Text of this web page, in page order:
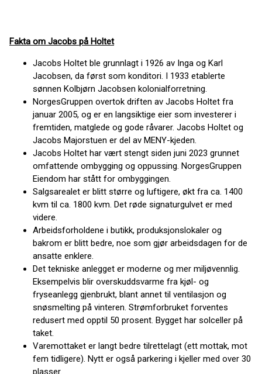
Fakta om Jacobs på Holtet
Jacobs Holtet ble grunnlagt i 1926 av Inga og Karl
Jacobsen, da først som konditori. I 1933 etablerte
sønnen Kolbjørn Jacobsen kolonialforretning.
NorgesGruppen overtok driften av Jacobs Holtet fra
januar 2005, og er en langsiktige eier som investerer i
fremtiden, matglede og gode råvarer. Jacobs Holtet og
Jacobs Majorstuen er del av MENY-kjeden.
Jacobs Holtet har vært stengt siden juni 2023 grunnet
omfattende ombygging og oppussing. NorgesGruppen
Eiendom har stått for ombyggingen.
Salgsarealet er blitt større og luftigere, økt fra ca. 1400
kvm til ca. 1800 kvm. Det røde signaturgulvet er med
videre.
Arbeidsforholdene i butikk, produksjonslokaler og
bakrom er blitt bedre, noe som gjør arbeidsdagen for de
ansatte enklere.
Det tekniske anlegget er moderne og mer miljøvennlig.
Eksempelvis blir overskuddsvarme fra kjøl- og
fryseanlegg gjenbrukt, blant annet til ventilasjon og
snøsmelting på vinteren. Strømforbruket forventes
redusert med opptil 50 prosent. Bygget har solceller på
taket.
Varemottaket er langt bedre tilrettelagt (ett mottak, mot
fem tidligere). Nytt er også parkering i kjeller med over 30
plasser.